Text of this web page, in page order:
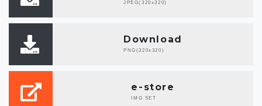
JPEG(320x320)
Download
PNG(320x320)
e-store
IMG SET